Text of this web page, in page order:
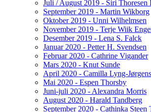
Juli / August 2019 - Siri Thoresen
September 2019 - Martin Wikborg
Oktober 2019 - Unni Wilhelmsen
November 2019 - Terje Wiik
Desember 2019 - Lena S. Falck
Januar 2020 - Petter H. Svendsen
Februar 2020 - Cathrine Vigander
Mars 2020 - Knut Sunde
April 2020 - Camilla Lyng-
Mai 2020 - Espen Thorsby
Juni-juli 2020 - Alexandra Morris
August 2020 - Harald Tandberg
September 2020 - Cathinka Steen